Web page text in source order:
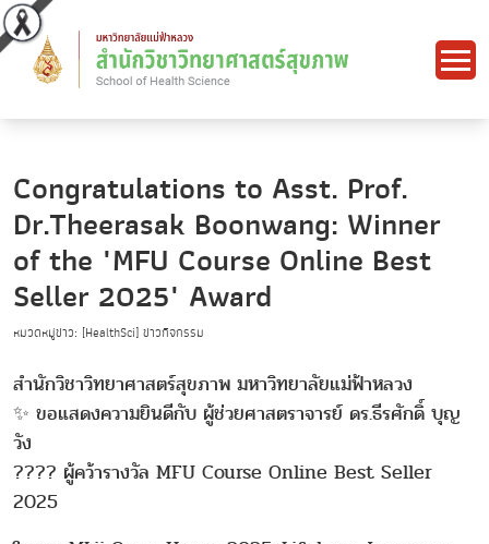
Congratulations to Asst. Prof.
Dr.Theerasak Boonwang: Winner
of the "MFU Course Online Best
Seller 2025" Award
หมวดหมู่ข่าว: [HealthSci] ข่าวกิจกรรม
สำนักวิชาวิทยาศาสตร์สุขภาพ มหาวิทยาลัยแม่ฟ้าหลวง
✨ ขอแสดงความยินดีกับ ผู้ช่วยศาสตราจารย์ ดร.ธีรศักดิ์ บุญ
วัง
???? ผู้คว้ารางวัล MFU Course Online Best Seller
2025